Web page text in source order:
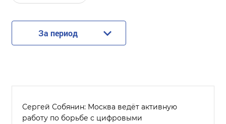
За период
Сергей Собянин: Москва ведёт активную
работу по борьбе с цифровыми